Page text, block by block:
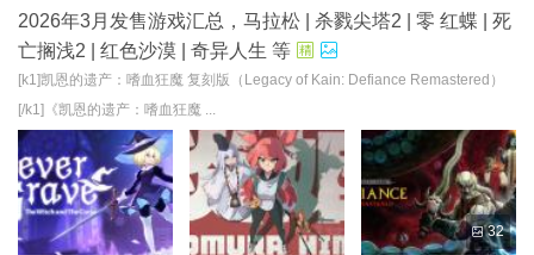
2026年3月发售游戏汇总，马拉松 | 杀戮尖塔2 | 零 红蝶 | 死
亡搁浅2 | 红色沙漠 | 奇异人生 等
[k1]凯恩的遗产：嗜血狂魔 复刻版（Legacy of Kain: Defiance Remastered）
[/k1]《凯恩的遗产：嗜血狂魔 ...
32